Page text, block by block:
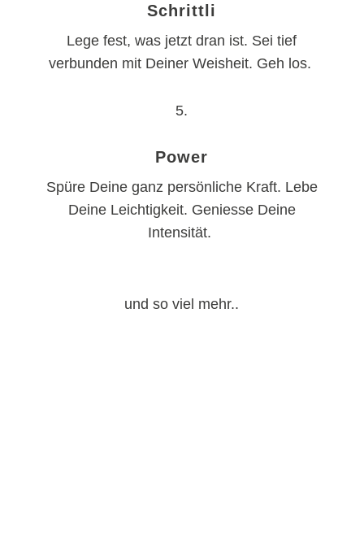
Schrittli
Lege fest, was jetzt dran ist. Sei tief
verbunden mit Deiner Weisheit. Geh los.
5.
Power
Spüre Deine ganz persönliche Kraft. Lebe
Deine Leichtigkeit. Geniesse Deine
Intensität.
und so viel mehr..